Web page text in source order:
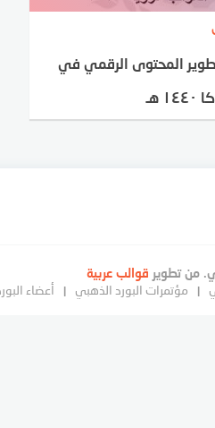
المحتوى الرقمي في
هـ
قوالب عربية
مؤتمرات البورد الذهبي أعضاء